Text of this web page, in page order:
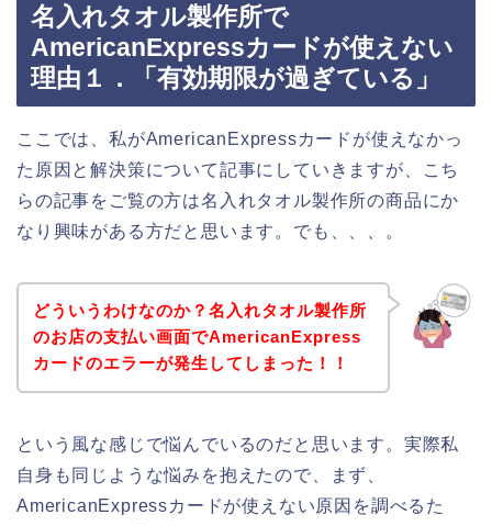
名入れタオル製作所で
AmericanExpressカードが使えない
理由１．「有効期限が過ぎている」
ここでは、私がAmericanExpressカードが使えなかっ
た原因と解決策について記事にしていきますが、こち
らの記事をご覧の方は名入れタオル製作所の商品にか
なり興味がある方だと思います。でも、、、。
どういうわけなのか？名入れタオル製作所
のお店の支払い画面でAmericanExpress
カードのエラーが発生してしまった！！
という風な感じで悩んでいるのだと思います。実際私
自身も同じような悩みを抱えたので、まず、
AmericanExpressカードが使えない原因を調べるた